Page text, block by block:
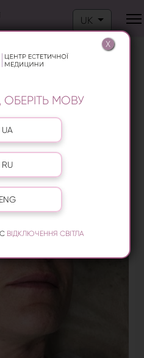
Оберіть свою
UK
ПОВІК
ОБЕРІТЬ МОВУ
UA
RU
ENG
ВІДКЛЮЧЕННЯ СВІТЛА
X